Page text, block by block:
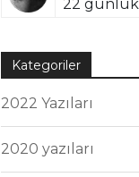
22 günlük
Kategoriler
2022 Yazıları
2020 yazıları